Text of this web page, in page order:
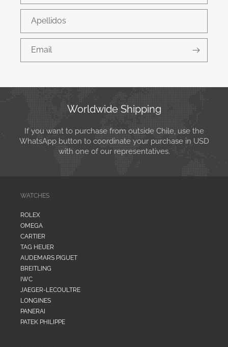
Apellidos
Email
Worldwide Shipping
If you want to purchase from outside Chile, use the
WhatsApp button to coordinate your purchase in USD
with one of our representatives.
WATCHES
ROLEX
OMEGA
CARTIER
TAG HEUER
AUDEMARS PIGUET
BREITLING
IWC
JAEGER-LECOULTRE
LONGINES
PANERAI
PATEK PHILIPPE